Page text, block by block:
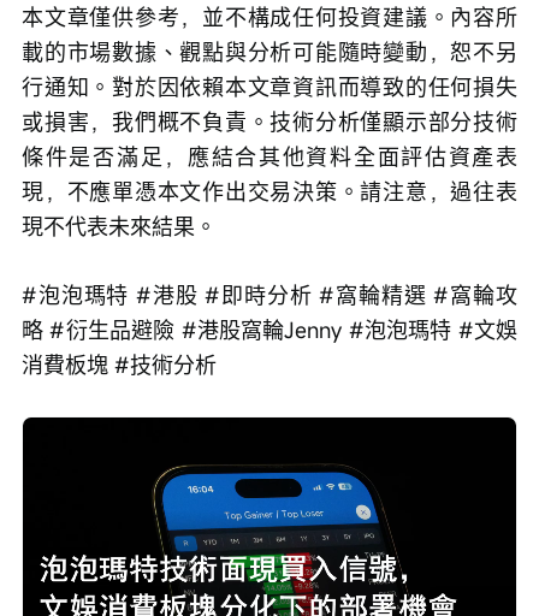
本文章僅供參考，並不構成任何投資建議。內容所
載的市場數據、觀點與分析可能隨時變動，恕不另
行通知。對於因依賴本文章資訊而導致的任何損失
或損害，我們概不負責。技術分析僅顯示部分技術
條件是否滿足，應結合其他資料全面評估資產表
現，不應單憑本文作出交易決策。請注意，過往表
現不代表未來結果。
#泡泡瑪特 #港股 #即時分析 #窩輪精選 #窩輪攻
略 #衍生品避險 #港股窩輪Jenny #泡泡瑪特 #文娛
消費板塊 #技術分析